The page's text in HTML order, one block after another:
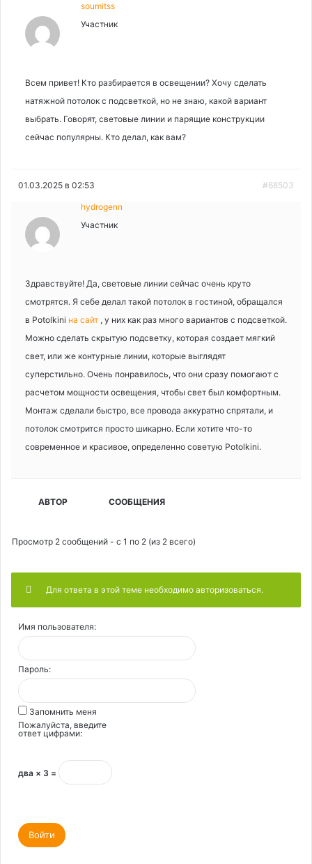
soumitss
Участник
Всем привет! Кто разбирается в освещении? Хочу сделать
натяжной потолок с подсветкой, но не знаю, какой вариант
выбрать. Говорят, световые линии и парящие конструкции
сейчас популярны. Кто делал, как вам?
01.03.2025 в 02:53 #68503
hydrogenn
Участник
Здравствуйте! Да, световые линии сейчас очень круто
смотрятся. Я себе делал такой потолок в гостиной, обращался
в Potolkini на сайт , у них как раз много вариантов с подсветкой.
Можно сделать скрытую подсветку, которая создает мягкий
свет, или же контурные линии, которые выглядят
суперстильно. Очень понравилось, что они сразу помогают с
расчетом мощности освещения, чтобы свет был комфортным.
Монтаж сделали быстро, все провода аккуратно спрятали, и
потолок смотрится просто шикарно. Если хотите что-то
современное и красивое, определенно советую Potolkini.
АВТОР СООБЩЕНИЯ
Просмотр 2 сообщений - с 1 по 2 (из 2 всего)
Для ответа в этой теме необходимо авторизоваться.
Имя пользователя:
Пароль:
Запомнить меня
Пожалуйста, введите
ответ цифрами:
два × 3 =
Войти